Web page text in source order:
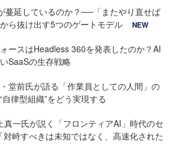
蔓延しているのか？──「またやり直せば
ら抜け出す5つのゲートモデル
NEW
ースはHeadless 360を発表したのか？AI
SaaSの生存戦略
堂前氏が語る「作業員としての人間」の
律型組織”をどう実現する
真一氏が説く「フロンティアAI」時代のセ
峙すべきは未知ではなく、高速化された